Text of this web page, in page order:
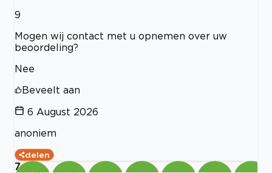
9
Mogen wij contact met u opnemen over uw
beoordeling?
Nee
Beveelt aan
6 August 2026
anoniem
delen
7